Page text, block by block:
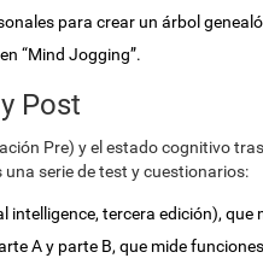
para crear un árbol
“Mind Jogging”.
Post
Pre) y el estado cognitivo
serie de test y cuestionarios:
intelligence, tercera edición), que
A y parte B, que mide